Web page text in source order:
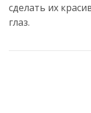
сделать их
глаз.